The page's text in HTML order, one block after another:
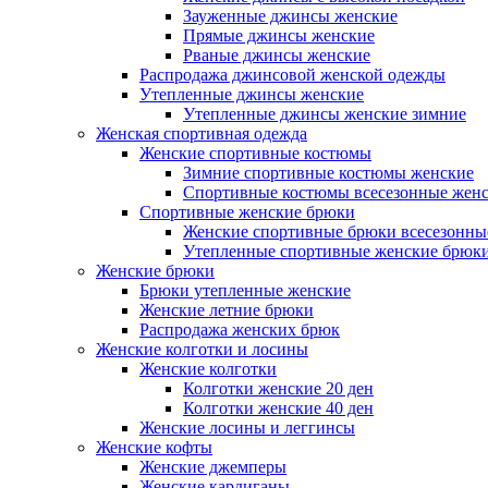
Зауженные джинсы женские
Прямые джинсы женские
Рваные джинсы женские
Распродажа джинсовой женской одежды
Утепленные джинсы женские
Утепленные джинсы женские зимние
Женская спортивная одежда
Женские спортивные костюмы
Зимние спортивные костюмы женские
Спортивные костюмы всесезонные
Спортивные женские брюки
Женские спортивные брюки
Утепленные спортивные женские
Женские брюки
Брюки утепленные женские
Женские летние брюки
Распродажа женских брюк
Женские колготки и лосины
Женские колготки
Колготки женские 20 ден
Колготки женские 40 ден
Женские лосины и леггинсы
Женские кофты
Женские джемперы